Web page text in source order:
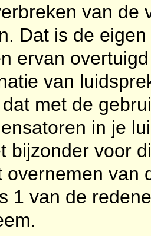
van de
Dat is de
ervan
van
met de
in je
bijzonder voor
overnemen van
1 van de